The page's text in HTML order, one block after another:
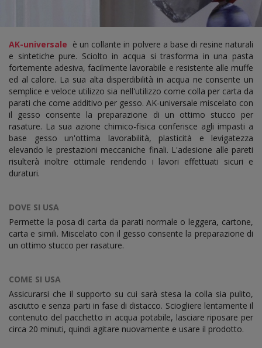
AK-universale è un collante in polvere a base di resine naturali
e sintetiche pure. Sciolto in acqua si trasforma in una pasta
fortemente adesiva, facilmente lavorabile e resistente alle muffe
ed al calore. La sua alta disperdibilità in acqua ne consente un
semplice e veloce utilizzo sia nell'utilizzo come colla per carta da
parati che come additivo per gesso. AK-universale miscelato con
il gesso consente la preparazione di un ottimo stucco per
rasature. La sua azione chimico-fisica conferisce agli impasti a
base gesso un'ottima lavorabilità, plasticità e levigatezza
elevando le prestazioni meccaniche finali. L'adesione alle pareti
risulterà inoltre ottimale rendendo i lavori effettuati sicuri e
duraturi.
DOVE SI USA
Permette la posa di carta da parati normale o leggera, cartone,
carta e simili. Miscelato con il gesso consente la preparazione di
un ottimo stucco per rasature.
COME SI USA
Assicurarsi che il supporto su cui sarà stesa la colla sia pulito,
asciutto e senza parti in fase di distacco. Sciogliere lentamente il
contenuto del pacchetto in acqua potabile, lasciare riposare per
circa 20 minuti, quindi agitare nuovamente e usare il prodotto.